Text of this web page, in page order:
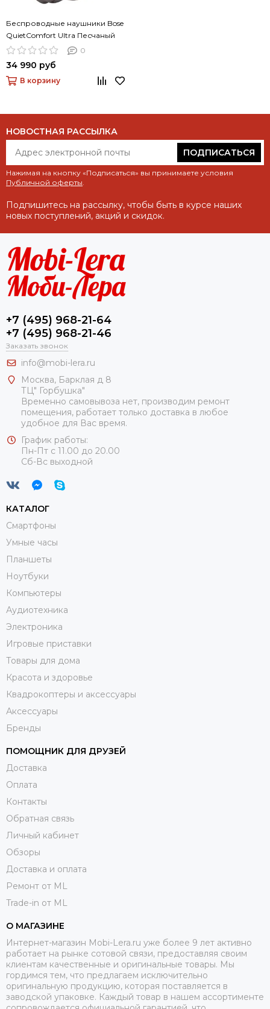
Беспроводные наушники Bose
QuietComfort Ultra Песчаный
0
34 990 руб
В корзину
НОВОСТНАЯ РАССЫЛКА
ПОДПИСАТЬСЯ
Нажимая на кнопку «Подписаться» вы принимаете условия
Публичной оферты.
Подпишитесь на рассылку, чтобы быть в курсе наших
новых поступлений, акций и скидок.
+7 (495) 968-21-64
+7 (495) 968-21-46
Заказать звонок
info@mobi-lera.ru
Москва, Барклая д 8
ТЦ" Горбушка"
Временно самовывоза нет, производим ремонт
помещения, работает только доставка в любое
удобное для Вас время.
График работы:
Пн-Пт с 11.00 до 20.00
Сб-Вс выходной
КАТАЛОГ
Смартфоны
Умные часы
Планшеты
Ноутбуки
Компьютеры
Аудиотехника
Электроника
Игровые приставки
Товары для дома
Красота и здоровье
Квадрокоптеры и аксессуары
Аксессуары
Бренды
ПОМОЩНИК ДЛЯ ДРУЗЕЙ
Доставка
Оплата
Контакты
Обратная связь
Личный кабинет
Обзоры
Доставка и оплата
Ремонт от ML
Trade-in от ML
О МАГАЗИНЕ
Интернет-магазин Mobi-Lera.ru уже более 9 лет активно
работает на рынке сотовой связи, предоставляя своим
клиентам качественные и оригинальные товары. Мы
гордимся тем, что предлагаем исключительно
оригинальную продукцию, которая поставляется в
заводской упаковке. Каждый товар в нашем ассортименте